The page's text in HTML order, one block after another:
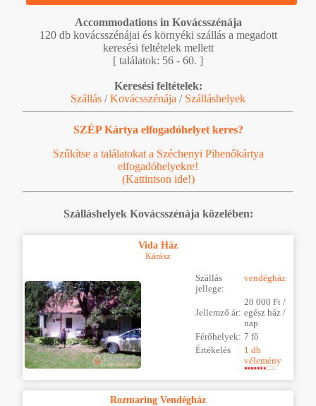
Accommodations in Kovácsszénája
120 db kovácsszénájai és környéki szállás a megadott
keresési feltételek mellett
[ találatok: 56 - 60. ]
Keresési feltételek:
Szállás /Kovácsszénája / Szálláshelyek
SZÉP Kártya elfogadóhelyet keres?
Szűkítse a találatokat a Széchenyi Pihenőkártya
elfogadóhelyekre!
(Kattintson ide!)
Szálláshelyek Kovácsszénája közelében:
Vida Ház
Kárász
Szállás
jellege:
vendégház
Jellemző ár:
20 000 Ft /
egész ház /
nap
Férőhelyek: 7 fő
Értékelés
1 db
vélemény
Rozmaring Vendégház